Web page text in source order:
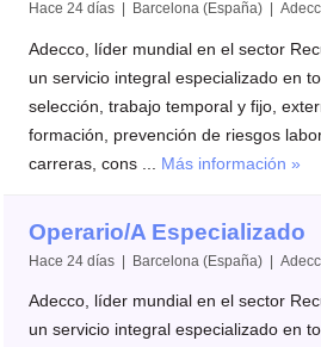
Hace 24 días | Barcelona (España) |
Adecco, líder mundial en el sector
un servicio integral especializado en
selección, trabajo temporal y fijo,
formación, prevención de riesgos
carreras, cons ... Más información »
Operario/A Especializado
Hace 24 días | Barcelona (España) |
Adecco, líder mundial en el sector
un servicio integral especializado en